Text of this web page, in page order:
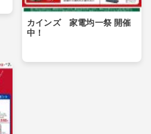
カインズ 家電均一祭 開催
中！